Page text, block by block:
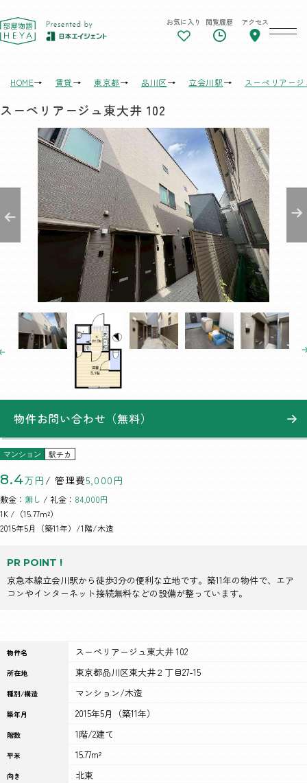
東京 部屋物語 お気に入り 閲覧履歴 アクセス
HOME 賃貸 東京都 品川区 立会川駅 スーペリアー
スーペリアージュ東大井 102
PR POINT !
京急本線立会川駅から徒歩3分の便利な立地です。築11年の物件で、エア
コンやインターネット接続無料などの設備が整っています。
マンション 駅チカ
8.4万円 / 管理費5,000円
敷金： 無し / 礼金： 84,000円
1K /（15.77m²）
2015年5月（築11年）/1階/木造
物件お問い合わせ（無料）
物件名 スーペリアージュ東大井 102
所在地 東京都品川区東大井２丁目27-15
種別/構造 マンション/木造
築年月 2015年5月（築11年）
階数 1階/2建て
平米 15.77m²
向き 北東